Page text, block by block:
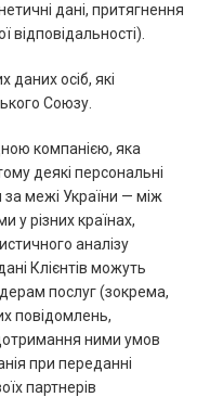
дані, притягнення
відповідальності).
даних осіб, які
Союзу.
компанією, яка
деякі персональні
за межі України — між
у різних країнах,
аналізу
Клієнтів можуть
послуг (зокрема,
повідомлень,
ними умов
при переданні
партнерів